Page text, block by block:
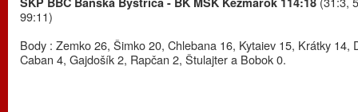
99:11)
Body : Zemko 26, Šimko 20, Chlebana 16, Kytaiev 15, Krátky 14,
Caban 4, Gajdošík 2, Rapčan 2, Štulajter a Bobok 0.